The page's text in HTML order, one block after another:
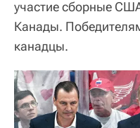
участие сборные
Канады.
канадцы.